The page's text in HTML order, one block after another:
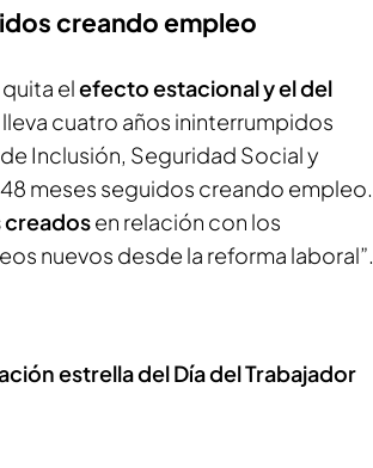
creando empleo
elefecto estacional y el del
cuatro años ininterrumpidos
Inclusión, Seguridad Social y
meses seguidos creando empleo.
creadosen relación con los
nuevos desde la reforma laboral”.
estrella del Día del Trabajador